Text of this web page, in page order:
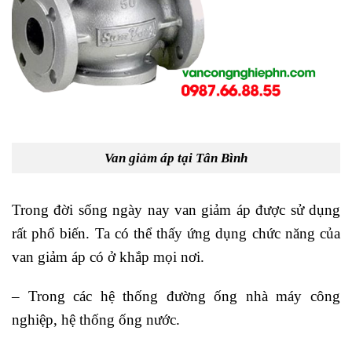
Van giảm áp tại Tân Bình
Trong đời sống ngày nay van giảm áp được sử dụng
rất phổ biến. Ta có thể thấy ứng dụng chức năng của
van giảm áp có ở khắp mọi nơi.
– Trong các hệ thống đường ống nhà máy công
nghiệp, hệ thống ống nước.